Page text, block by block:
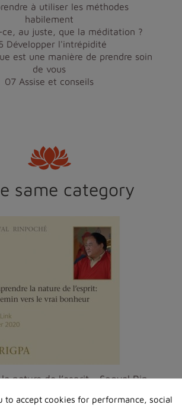
à utiliser les méthodes
habilement
au juste, que la méditation ?
Développer l'intrépidité
est une manière de prendre soin
de vous
07 Assise et conseils
same category
Comprendre la nature de l’esprit - Sogyal Rinpoché...
to accept cookies for performance, social